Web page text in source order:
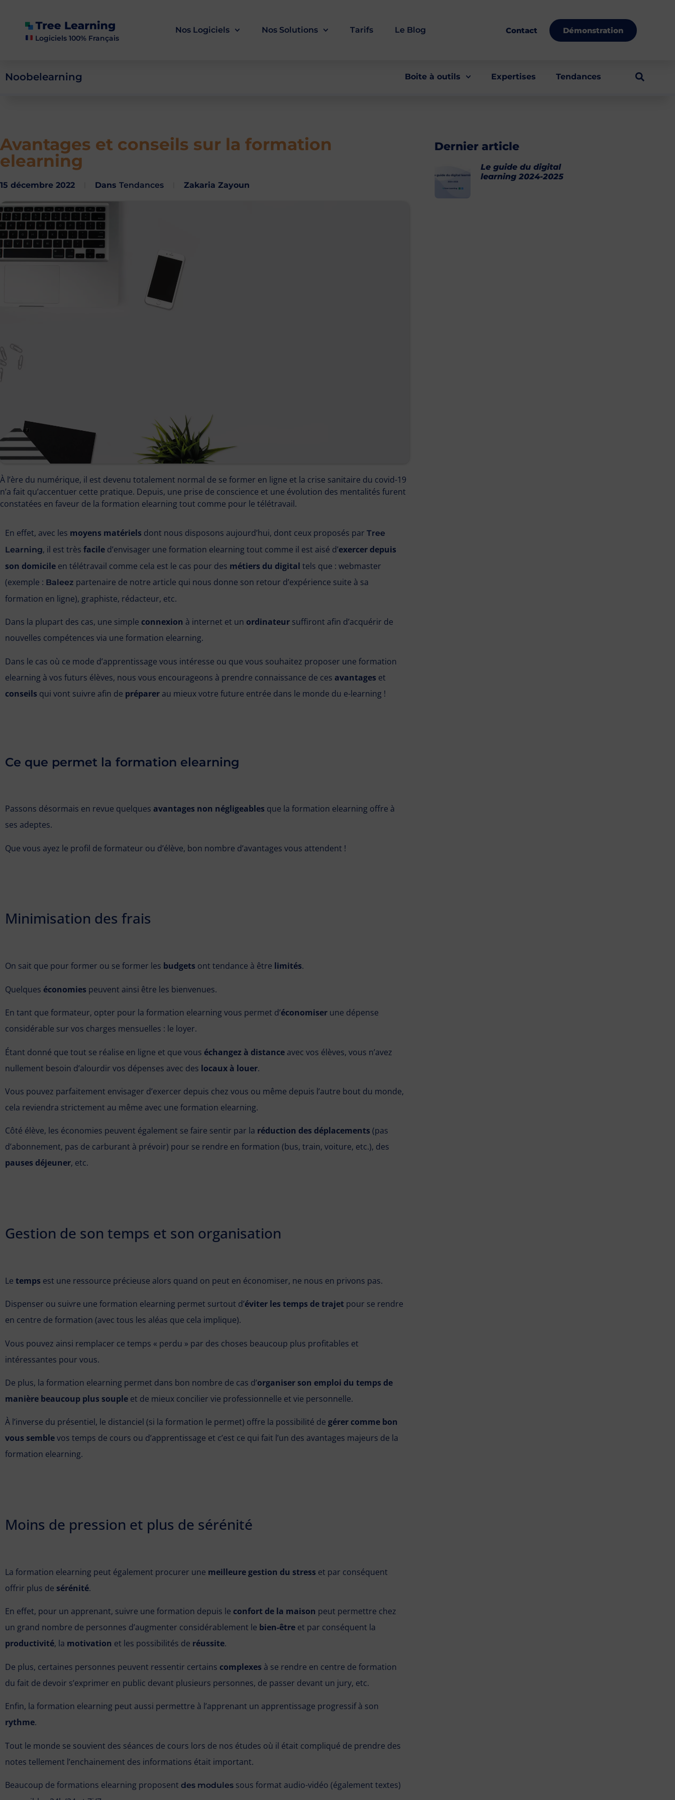
Logiciels 100% Français
Nos Logiciels Nos Solutions Tarifs Le Blog Contact Démonstration
Noobelearning Boite à outils Expertises Tendances
Avantages et conseils sur la formation
elearning
15 décembre 2022 Dans Tendances Zakaria Zayoun
À l’ère du numérique, il est devenu totalement normal de se former en ligne et la crise sanitaire du covid-19
n’a fait qu’accentuer cette pratique. Depuis, une prise de conscience et une évolution des mentalités furent
constatées en faveur de la formation elearning tout comme pour le télétravail.
En effet, avec les moyens matériels dont nous disposons aujourd’hui, dont ceux proposés par Tree
Learning, il est très facile d’envisager une formation elearning tout comme il est aisé d’exercer depuis
son domicile en télétravail comme cela est le cas pour des métiers du digital tels que : webmaster
(exemple : Baleez partenaire de notre article qui nous donne son retour d’expérience suite à sa
formation en ligne), graphiste, rédacteur, etc.
Dans la plupart des cas, une simple connexion à internet et un ordinateur suffiront afin d’acquérir de
nouvelles compétences via une formation elearning.
Dans le cas où ce mode d’apprentissage vous intéresse ou que vous souhaitez proposer une formation
elearning à vos futurs élèves, nous vous encourageons à prendre connaissance de ces avantages et
conseils qui vont suivre afin de préparer au mieux votre future entrée dans le monde du e-learning !
Ce que permet la formation elearning
Passons désormais en revue quelques avantages non négligeables que la formation elearning offre à
ses adeptes.
Que vous ayez le profil de formateur ou d’élève, bon nombre d’avantages vous attendent !
Minimisation des frais
On sait que pour former ou se former les budgets ont tendance à être limités.
Quelques économies peuvent ainsi être les bienvenues.
En tant que formateur, opter pour la formation elearning vous permet d’économiser une dépense
considérable sur vos charges mensuelles : le loyer.
Étant donné que tout se réalise en ligne et que vous échangez à distance avec vos élèves, vous n’avez
nullement besoin d’alourdir vos dépenses avec des locaux à louer.
Vous pouvez parfaitement envisager d’exercer depuis chez vous ou même depuis l’autre bout du monde,
cela reviendra strictement au même avec une formation elearning.
Côté élève, les économies peuvent également se faire sentir par la réduction des déplacements (pas
d’abonnement, pas de carburant à prévoir) pour se rendre en formation (bus, train, voiture, etc.), des
pauses déjeuner, etc.
Gestion de son temps et son organisation
Le temps est une ressource précieuse alors quand on peut en économiser, ne nous en privons pas.
Dispenser ou suivre une formation elearning permet surtout d’éviter les temps de trajet pour se rendre
en centre de formation (avec tous les aléas que cela implique).
Vous pouvez ainsi remplacer ce temps « perdu » par des choses beaucoup plus profitables et
intéressantes pour vous.
De plus, la formation elearning permet dans bon nombre de cas d’organiser son emploi du temps de
manière beaucoup plus souple et de mieux concilier vie professionnelle et vie personnelle.
À l’inverse du présentiel, le distanciel (si la formation le permet) offre la possibilité de gérer comme bon
vous semblevos temps de cours ou d’apprentissage et c’est ce qui fait l’un des avantages majeurs de la
formation elearning.
Moins de pression et plus de sérénité
La formation elearning peut également procurer une meilleure gestion du stress et par conséquent
offrir plus de sérénité.
En effet, pour un apprenant, suivre une formation depuis le confort de la maison peut permettre chez
un grand nombre de personnes d’augmenter considérablement le bien-être et par conséquent la
productivité, la motivation et les possibilités de réussite.
De plus, certaines personnes peuvent ressentir certains complexes à se rendre en centre de formation
du fait de devoir s’exprimer en public devant plusieurs personnes, de passer devant un jury, etc.
Enfin, la formation elearning peut aussi permettre à l’apprenant un apprentissage progressif à son
rythme.
Tout le monde se souvient des séances de cours lors de nos études où il était compliqué de prendre des
notes tellement l’enchainement des informations était important.
Beaucoup de formations elearning proposent des modules sous format audio-vidéo (également textes)
Dernier article
Le guide du digital
learning 2024-2025